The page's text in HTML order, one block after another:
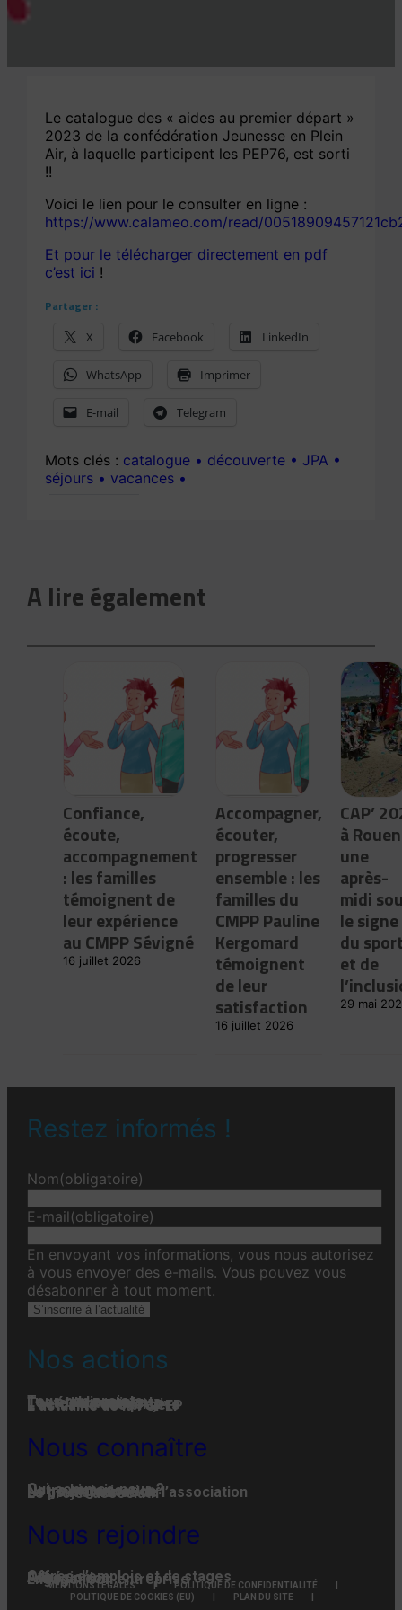
Le catalogue des « aides au premier départ »
2023 de la confédération Jeunesse en Plein
Air, à laquelle participent les PEP76, est sorti
!!
Voici le lien pour le consulter en ligne :
https://www.calameo.com/read/
Et pour le télécharger directement en pdf
c’est ici !
Partager :
X Facebook LinkedIn
WhatsApp Imprimer
E-mail Telegram
catalogue découverte
JPA
séjours
vacances
A lire également
Confiance,
écoute,
accompagnement
: les familles
témoignent de
leur expérience
au CMPP Sévigné
16 juillet 2026
Accompagner,
écouter,
progresser
ensemble : les
familles du
CMPP Pauline
Kergomard
témoignent
de leur
satisfaction
16 juillet 2026
CAP’
à
une
après-
midi
le signe
du
et de
29 mai
Restez informés !
Nom(obligatoire)
E-mail(obligatoire)
En envoyant vos informations, vous nous autorisez
à vous envoyer des e-mails. Vous pouvez vous
désabonner à tout moment.
S’inscrire à l’actualité
Nos actions
Tous nos projets
Les établissements
Toute l’actualité
L'actualité associative
L’actualité des projets
L’actualité de la FGPEP
Nous connaître
Qui-sommes-nous ?
Notre histoire
Notre organisation
La gouvernance de l’association
Le projet associatif
Nous rejoindre
Offres d’emplois et de stages
Adhésion
Faire un don
Engager son entreprise
MENTIONS LÉGALES
POLITIQUE DE CONFIDENTIALITÉ
POLITIQUE DE COOKIES (EU)
PLAN DU SITE